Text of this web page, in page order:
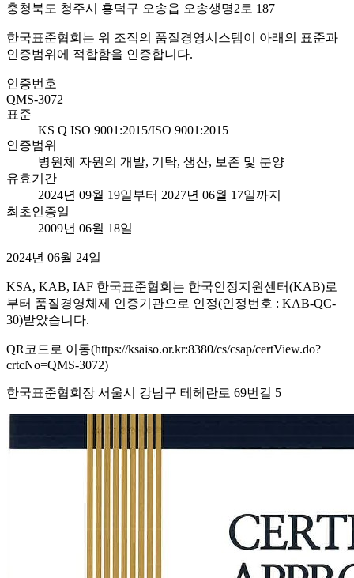
충청북도 청주시 흥덕구 오송읍 오송생명2로 187
한국표준협회는 위 조직의 품질경영시스템이 아래의 표준과
인증범위에 적합함을 인증합니다.
인증번호
QMS-3072
표준
KS Q ISO 9001:2015/ISO 9001:2015
인증범위
병원체 자원의 개발, 기탁, 생산, 보존 및 분양
유효기간
2024년 09월 19일부터 2027년 06월 17일까지
최초인증일
2009년 06월 18일
2024년 06월 24일
KSA, KAB, IAF 한국표준협회는 한국인정지원센터(KAB)로
부터 품질경영체제 인증기관으로 인정(인정번호 : KAB-QC-
30)받았습니다.
QR코드로 이동(https://ksaiso.or.kr:8380/cs/csap/certView.do?
crtcNo=QMS-3072)
한국표준협회장 서울시 강남구 테헤란로 69번길 5